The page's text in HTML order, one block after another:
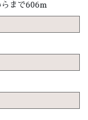
まで606m